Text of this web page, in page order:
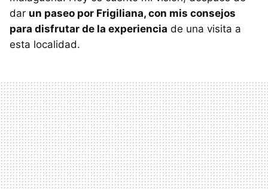
dar un paseo por Frigiliana, con mis consejos
para disfrutar de la experiencia de una visita a
esta localidad.